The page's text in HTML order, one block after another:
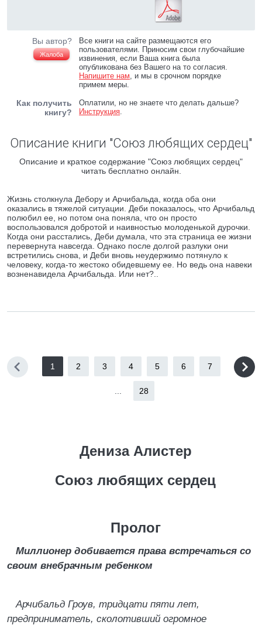
Вы автор?
Жалоба
Все книги на сайте размещаются его
пользователями. Приносим свои глубочайшие
извинения, если Ваша книга была
опубликована без Вашего на то согласия.
Напишите нам, и мы в срочном порядке
примем меры.
Как получить
книгу?
Оплатили, но не знаете что делать дальше?
Инструкция.
Описание книги "Союз любящих сердец"
Описание и краткое содержание "Союз любящих сердец"
читать бесплатно онлайн.
Жизнь столкнула Дебору и Арчибальда, когда оба они
оказались в тяжелой ситуации. Деби показалось, что Арчибальд
полюбил ее, но потом она поняла, что он просто
воспользовался добротой и наивностью молоденькой дурочки.
Когда они расстались, Деби думала, что эта страница ее жизни
перевернута навсегда. Однако после долгой разлуки они
встретились снова, и Деби вновь неудержимо потянуло к
человеку, когда-то жестоко обидевшему ее. Но ведь она навеки
возненавидела Арчибальда. Или нет?..
1 2 3 4 5 6 7
28
Дениза Алистер
Союз любящих сердец
Пролог
Миллионер добивается права встречаться со
своим внебрачным ребенком
Арчибальд Гроув, тридцати пяти лет,
предприниматель, сколотивший огромное